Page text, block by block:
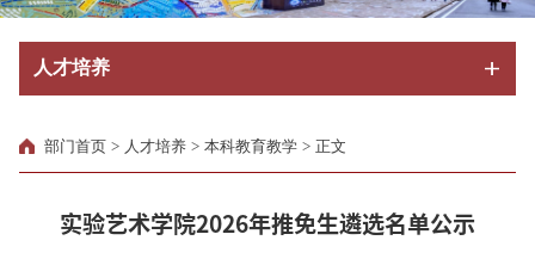
人才培养
部门首页 > 人才培养 > 本科教育教学 > 正文
实验艺术学院2026年推免生遴选名单公示